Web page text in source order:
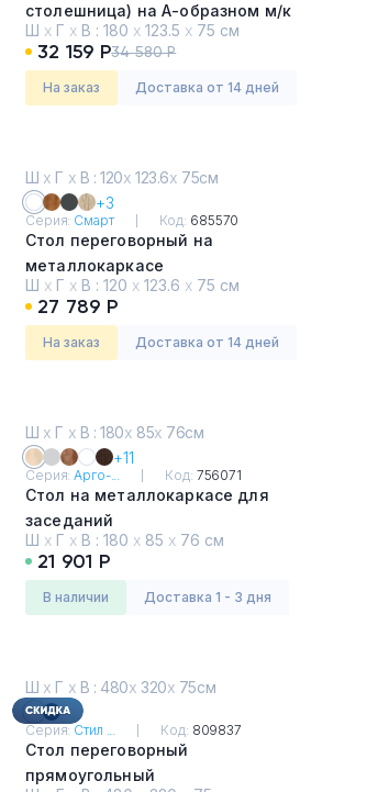
столешница) на А-образном м/к
Акация Лорка
Ш х Г х В : 180 х 123.5 х 75 см
32 159 Р34 580 Р
На заказ Доставка от 14 дней
Ш х Г х В : 120х 123.6х 75см
+3
Серия: Смарт Код: 685570
Стол переговорный на
металлокаркасе
Белый
Ш х Г х В : 120 х 123.6 х 75 см
27 789 Р
На заказ Доставка от 14 дней
Ш х Г х В : 180х 85х 76см
+11
Серия:Арго-... Код: 756071
Стол на металлокаркасе для
заседаний
Бук
Ш х Г х В : 180 х 85 х 76 см
21 901 Р
в наличии Доставка 1 - 3 дня
Ш х Г х В : 480х 320х 75см
Серия: Стил ... Код: 809837
Стол переговорный
прямоугольный